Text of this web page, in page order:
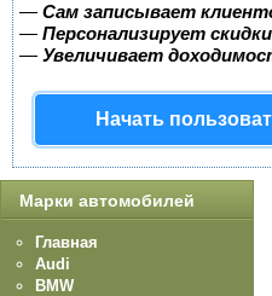
— Сам записывает
— Персонализирует
— Увеличивает
Начать
Марки автомобилей
Главная
Audi
BMW